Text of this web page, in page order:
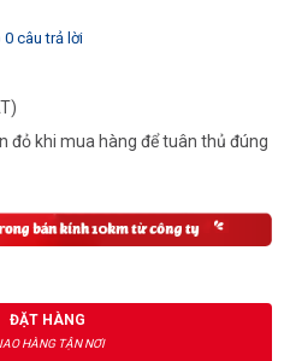
0 câu trả lời
đỏ khi mua hàng để tuân thủ đúng
ĐẶT HÀNG
HÀNG TẬN NƠI